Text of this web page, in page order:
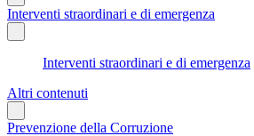
Interventi straordinari e di emergenza
Interventi straordinari e di emergenza
Altri contenuti
Prevenzione della Corruzione